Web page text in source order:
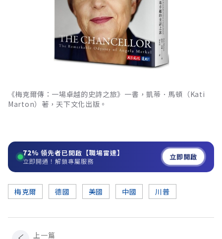
《梅克爾傳：一場卓越的史詩之旅》一書，凱蒂．馬頓（Kati
Marton）著，天下文化出版。
72% 領先者已開啟【職場雷達】
立即開通！解鎖專屬服務 立即開啟
梅克爾 德國 美國 中國 川普
上一篇